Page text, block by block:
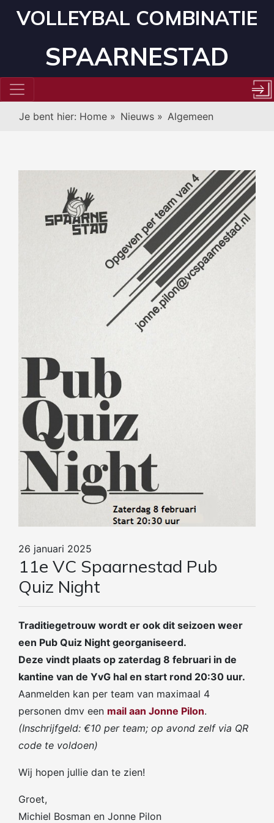
VOLLEYBAL COMBINATIE
SPAARNESTAD
Je bent hier: Home » Nieuws » Algemeen
26 januari 2025
11e VC Spaarnestad Pub
Quiz Night
Traditiegetrouw wordt er ook dit seizoen weer
een Pub Quiz Night georganiseerd.
Deze vindt plaats op zaterdag 8 februari in de
kantine van de YvG hal en start rond 20:30 uur.
Aanmelden kan per team van maximaal 4
personen dmv een mail aan Jonne Pilon.
(Inschrijfgeld: €10 per team; op avond zelf via QR
code te voldoen)
Wij hopen jullie dan te zien!
Groet,
Michiel Bosman en Jonne Pilon